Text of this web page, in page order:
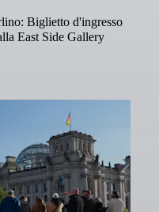
Biglietto d'ingresso
East Side Gallery